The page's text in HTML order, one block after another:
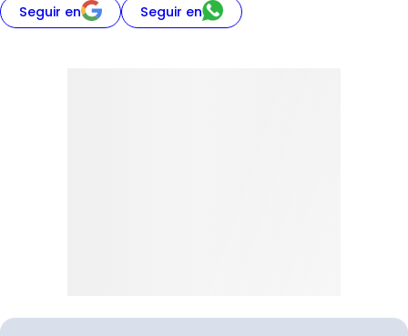
Seguir en Seguir en